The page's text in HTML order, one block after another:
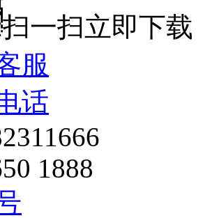
扫一扫立即下载
服
话
1888